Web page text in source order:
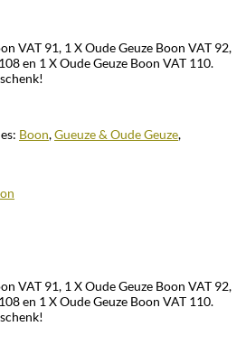
VAT 91, 1 X Oude Geuze Boon VAT 92,
en 1 X Oude Geuze Boon VAT 110.
geschenk!
Boon,Gueuze & Oude Geuze,
VAT 91, 1 X Oude Geuze Boon VAT 92,
en 1 X Oude Geuze Boon VAT 110.
geschenk!